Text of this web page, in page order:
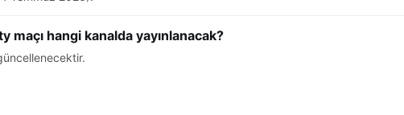
hangi kanalda yayınlanacak?